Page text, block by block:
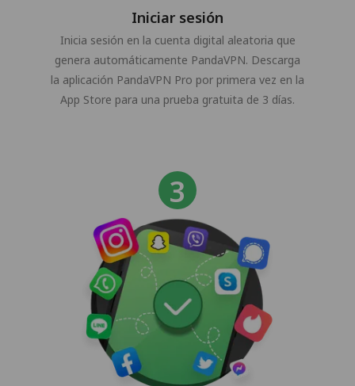
Iniciar sesión
Inicia sesión en la cuenta digital aleatoria que
genera automáticamente PandaVPN. Descarga
la aplicación PandaVPN Pro por primera vez en la
App Store para una prueba gratuita de 3 días.